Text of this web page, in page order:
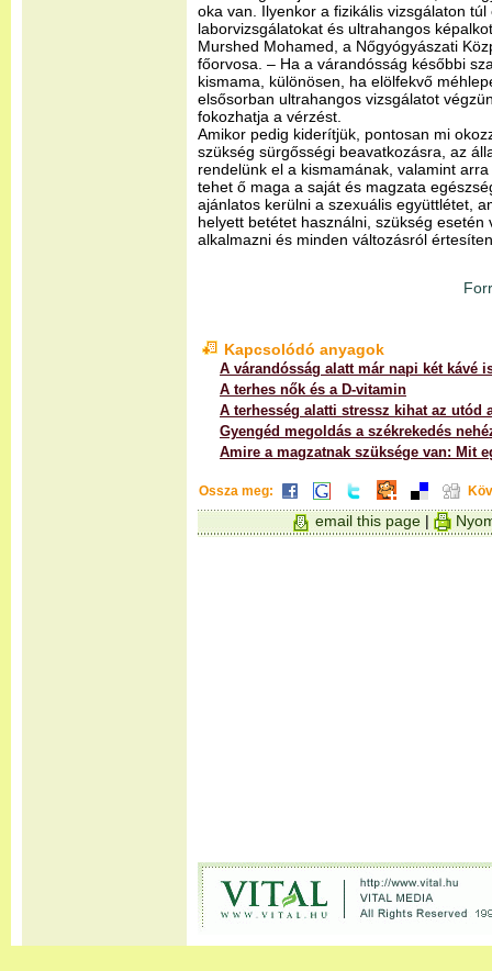
oka van. Ilyenkor a fizikális vizsgálaton
laborvizsgálatokat és ultrahangos
Murshed Mohamed, a Nőgyógyászati
főorvosa. – Ha a várandósság későbbi
kismama, különösen, ha elölfekvő
elsősorban ultrahangos vizsgálatot
fokozhatja a vérzést.
Amikor pedig kiderítjük, pontosan mi
szükség sürgősségi beavatkozásra, az
rendelünk el a kismamának, valamint
tehet ő maga a saját és magzata
ajánlatos kerülni a szexuális együttlétet,
helyett betétet használni, szükség
alkalmazni és minden változásról
Kapcsolódó anyagok
A várandósság alatt már napi két kávé
A terhes nők és a D-vitamin
A terhesség alatti stressz kihat az utód
Gyengéd megoldás a székrekedés
Amire a magzatnak szüksége van: Mit
Ossza meg:
email this page |